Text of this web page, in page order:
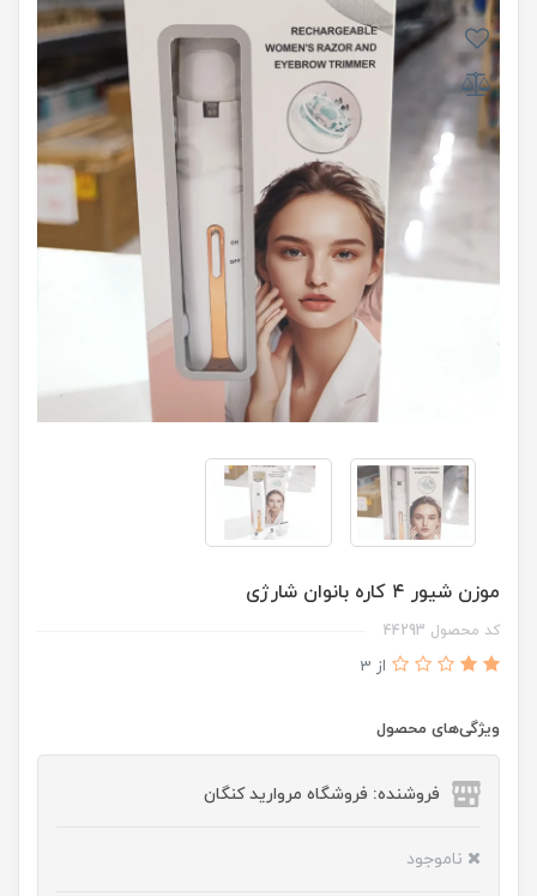
موزن شیور ۴ کاره بانوان شارژی
کد محصول 44293
از 3
ویژگی‌های محصول
فروشنده: فروشگاه مروارید کنگان
ناموجود